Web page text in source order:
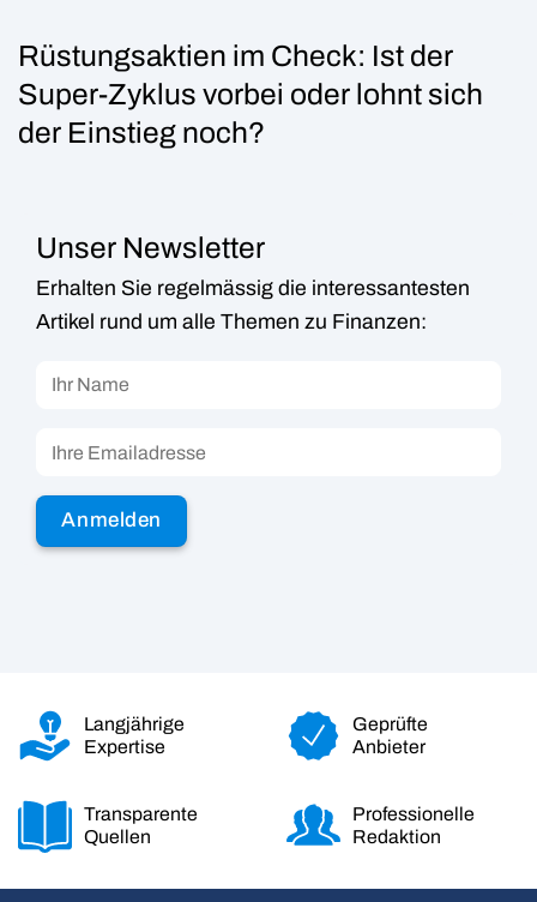
Rüstungsaktien im Check: Ist der
Super-Zyklus vorbei oder lohnt sich
der Einstieg noch?
Unser Newsletter
Erhalten Sie regelmässig die interessantesten
Artikel rund um alle Themen zu Finanzen:
Langjährige
Expertise
Geprüfte
Anbieter
Transparente
Quellen
Professionelle
Redaktion